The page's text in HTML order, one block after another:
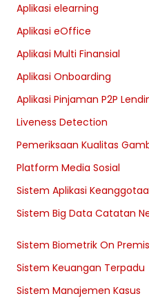
Aplikasi elearning
Aplikasi eOffice
Aplikasi Multi Finansial
Aplikasi Onboarding
Aplikasi Pinjaman P2P
Liveness Detection
Pemeriksaan Kualitas
Platform Media Sosial
Sistem Aplikasi
Sistem Big Data Catatan
Sistem Biometrik On
Sistem Keuangan Terpadu
Sistem Manajemen Kasus